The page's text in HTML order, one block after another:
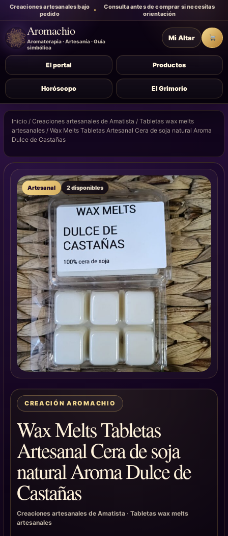
Creaciones artesanales bajo
pedido
Consulta antes de comprar si necesitas
orientación
Aromachio
Aromaterapia · Artesanía · Guía
simbólica
El portal Productos
Horóscopo El Grimorio
Mi Altar
Inicio / Creaciones artesanales de Amatista / Tabletas wax melts
artesanales / Wax Melts Tabletas Artesanal Cera de soja natural Aroma
Dulce de Castañas
Artesanal 2 disponibles
CREACIÓN AROMACHIO
Wax Melts Tabletas
Artesanal Cera de soja
natural Aroma Dulce de
Castañas
Creaciones artesanales de Amatista · Tabletas wax melts
artesanales